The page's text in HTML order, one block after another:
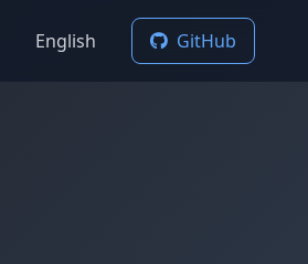
English GitHub